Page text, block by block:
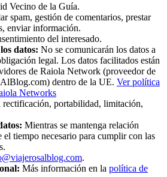
Vecino de la Guía.
spam, gestión de comentarios, prestar
enviar información.
del interesado.
datos: No se comunicarán los datos a
legal. Los datos facilitados están
de Raiola Network (proveedor de
dentro de la UE. Ver política
Networks
rectificación, portabilidad, limitación,
Mientras se mantenga relación
el tiempo necesario para cumplir con las
.
Más información en la política de